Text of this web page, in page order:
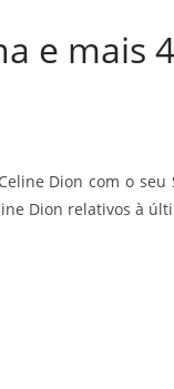
e mais
Dion com o seu
Dion relativos à